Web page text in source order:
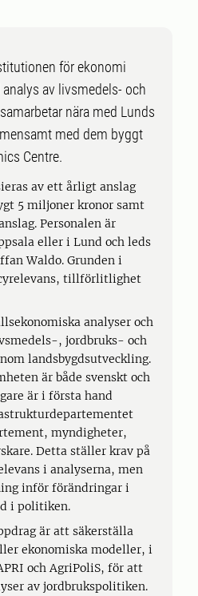
för ekonomi
av livsmedels- och
nära med Lunds
med dem byggt
Centre.
av ett årligt anslag
5 miljoner kronor samt
Personalen är
eller i Lund och leds
Waldo. Grunden i
tillförlitlighet
analyser och
, jordbruks- och
landsbygdsutveckling.
är både svenskt och
är i första hand
myndigheter,
Detta ställer krav på
i analyserna, men
inför förändringar i
i politiken.
är att säkerställa
ekonomiska modeller, i
och AgriPoliS, för att
av jordbrukspolitiken.